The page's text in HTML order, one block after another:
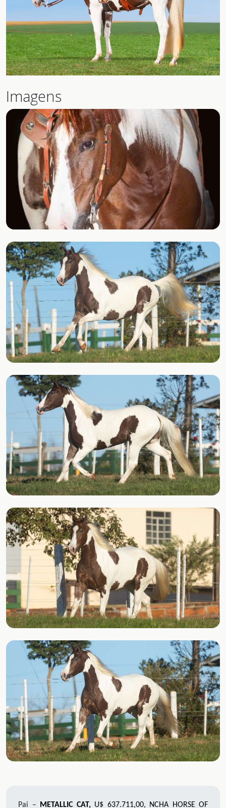
Imagens
Pai – METALLIC CAT,U$ 637.711,00, NCHA HORSE OF